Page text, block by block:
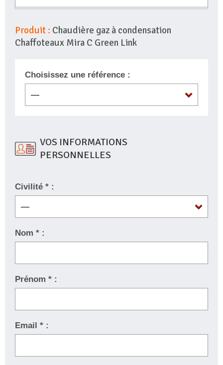
Produit : Chaudière gaz à condensation
Chaffoteaux Mira C Green Link
Choisissez une référence :
VOS INFORMATIONS
PERSONNELLES
Civilité * :
Nom * :
Prénom * :
Email * :